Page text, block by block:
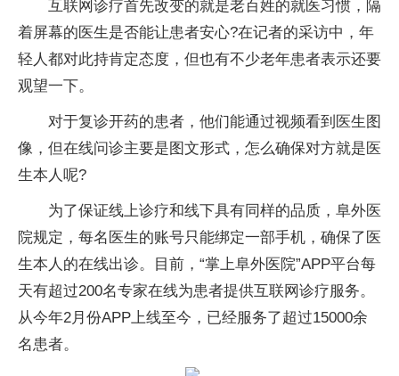
互联网诊疗首先改变的就是老百姓的就医习惯，隔
着屏幕的医生是否能让患者安心?在记者的采访中，年
轻人都对此持肯定态度，但也有不少老年患者表示还要
观望一下。
对于复诊开药的患者，他们能通过视频看到医生图
像，但在线问诊主要是图文形式，怎么确保对方就是医
生本人呢?
为了保证线上诊疗和线下具有同样的品质，阜外医
院规定，每名医生的账号只能绑定一部手机，确保了医
生本人的在线出诊。目前，“掌上阜外医院”APP平台每
天有超过200名专家在线为患者提供互联网诊疗服务。
从今年2月份APP上线至今，已经服务了超过15000余
名患者。